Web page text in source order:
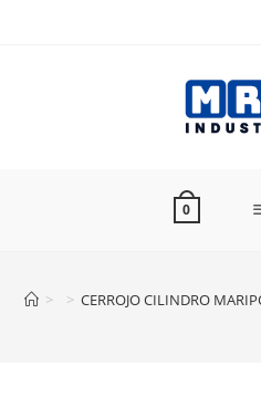
0
> > CERROJO CILINDRO